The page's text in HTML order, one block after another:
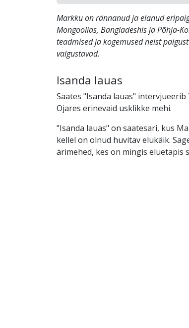
Markku on rännanud ja elanud
Mongoolias, Bangladeshis ja Põhja-
teadmised ja kogemused neist
valgustavad.
Isanda lauas
Saates "Isanda lauas"
Ojares erinevaid usklikke mehi.
"Isanda lauas" on saatesari, kus
kellel on olnud huvitav elukäik.
ärimehed, kes on mingis eluetapis